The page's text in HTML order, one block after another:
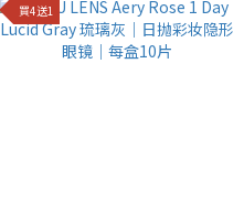
買4送1